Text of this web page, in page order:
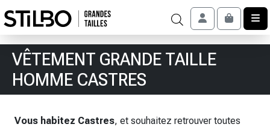
Account
Cart
VÊTEMENT GRANDE TAILLE
HOMME CASTRES
Vous habitez Castres, et souhaitez retrouver toutes